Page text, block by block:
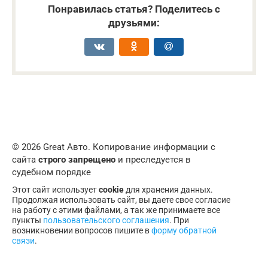
Понравилась статья? Поделитесь с
друзьями:
© 2026 Great Авто. Копирование информации с
сайта строго запрещено и преследуется в
судебном порядке
Этот сайт используетcookie для хранения данных.
Продолжая использовать сайт, вы даете свое согласие
на работу с этими файлами, а так же принимаете все
пункты пользовательского соглашения. При
возникновении вопросов пишите вформу обратной
связи.